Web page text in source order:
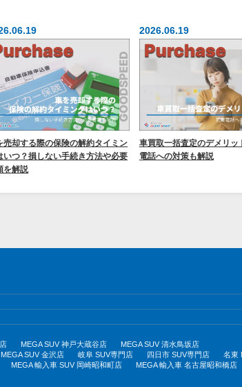
売却する際の保険の解約タイミン
いつ？損しない手続き方法や必要
を解説
2026.06.19
車買取一括査定のデメリッ
電話への対策も解説
MEGA SUV 神戸大蔵谷店
MEGA SUV 清水鳥坂店
MEGA SUV 金沢店 岐阜 SUV専門店 四日市 SUV専門店
名東
MEGA 輸入車 SUV 岡崎昭和町店
MEGA 輸入車 名古屋昭和橋店